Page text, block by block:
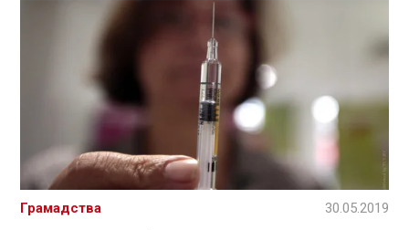
Грамадства 30.05.2019